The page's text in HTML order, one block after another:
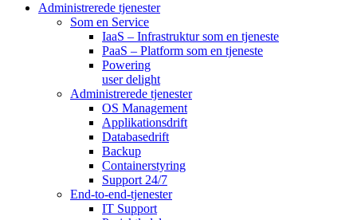
Administrerede tjenester
Som en Service
IaaS – Infrastruktur som en tjeneste
PaaS – Platform som en tjeneste
Powering
user delight
Administrerede tjenester
OS Management
Applikationsdrift
Databasedrift
Backup
Containerstyring
Support 24/7
End-to-end-tjenester
IT Support